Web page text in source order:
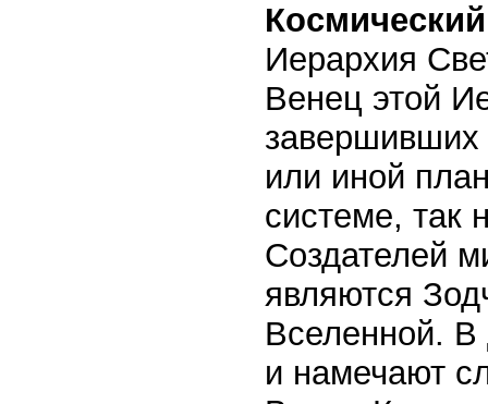
Иерархия
Венец этой
завершивших
или иной
системе, так
Создателей
являются
Вселенной.
и намечают